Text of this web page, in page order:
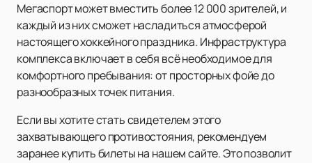
Мегаспорт может вместить более 12 000 зрителей, и
каждый из них сможет насладиться атмосферой
настоящего хоккейного праздника. Инфраструктура
комплекса включает в себя всё необходимое для
комфортного пребывания: от просторных фойе до
разнообразных точек питания.
Если вы хотите стать свидетелем этого
захватывающего противостояния, рекомендуем
заранее купить билеты на нашем сайте. Это позволит